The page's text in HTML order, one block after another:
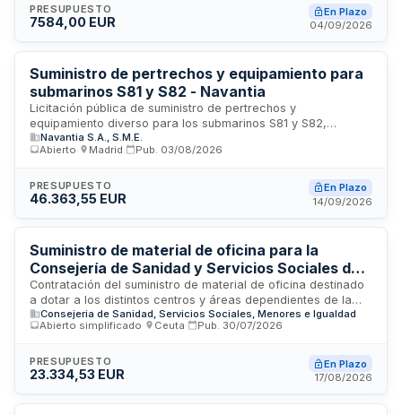
condiciones especiales de ejecución, cumplimiento
defectuoso y demoras en plazos, conforme a la normativa
PRESUPUESTO
7584,00 EUR
En Plazo
04/09/2026
Suministro de pertrechos y equipamiento para
submarinos S81 y S82 - Navantia
Licitación pública de suministro de pertrechos y
equipamiento diverso para los submarinos S81 y S82,
incluyendo mobiliario, menaje de cocina, ropa de cama,
toallas y aparatos electrodomésticos. La contratación se
individual a través de procedimiento abierto. El contrato tiene
una duración de doce meses sin opción de prórroga, siendo
precio.
Navantia S.A., S.M.E.
Abierto
Madrid Pub. 03/08/2026
PRESUPUESTO
46.363,55 EUR
En Plazo
14/09/2026
Suministro de material de oficina para la
Consejería de Sanidad y Servicios Sociales de
Ceuta
Contratación del suministro de material de oficina destinado
a dotar a los distintos centros y áreas dependientes de la
Consejería de Sanidad y Servicios Sociales de la Ciudad
Autónoma de Ceuta. El suministro se fraccionará en doce
administrativas y servicios especializados. La ejecución se
realizará conforme a las prescripciones técnicas anexas,
necesidades del servicio.
Consejeria de Sanidad, Servicios Sociales, Menores e Igualdad
Abierto simplificado
Ceuta Pub. 30/07/2026
PRESUPUESTO
23.334,53 EUR
En Plazo
17/08/2026